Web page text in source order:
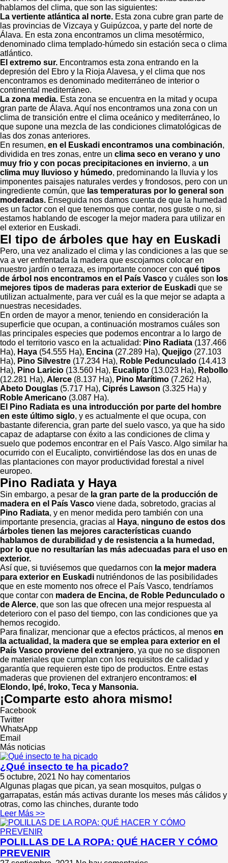
hablamos del clima, que son las siguientes:
La vertiente atlántica al norte. Esta zona cubre gran parte de
las provincias de Vizcaya y Guipúzcoa, y parte del norte de
Álava. En esta zona encontramos un clima mesotérmico,
denominado clima templado-húmedo sin estación seca o clima
atlántico.
El extremo sur. Encontramos esta zona entrando en la
depresión del Ebro y la Rioja Alavesa, y el clima que nos
encontramos es denominado mediterráneo de interior o
continental mediterráneo.
La zona media. Esta zona se encuentra en la mitad y ocupa
gran parte de Álava. Aquí nos encontramos una zona con un
clima de transición entre el clima oceánico y mediterráneo, lo
que supone una mezcla de las condiciones climatológicas de
las dos zonas anteriores.
En resumen, en el Euskadi encontramos una combinación,
dividida en tres zonas, entre un clima seco en verano y uno
muy frio y con pocas precipitaciones en invierno, a un
clima muy lluvioso y húmedo, predominando la lluvia y los
imponentes paisajes naturales verdes y frondosos, pero con un
ingrediente común, que las temperaturas por lo general son
moderadas. Enseguida nos damos cuenta de que la humedad
es un factor con el que tenemos que contar, nos guste o no, si
estamos hablando de escoger la mejor madera para utilizar en
el exterior en Euskadi.
El tipo de árboles que hay en Euskadi
Pero, una vez analizado el clima y las condiciones a las que se
va a ver enfrentada la madera que escojamos colocar en
nuestro jardín o terraza, es importante conocer con qué tipos
de árbol nos encontramos en el País Vasco y cuáles son los
mejores tipos de maderas para exterior de Euskadi que se
utilizan actualmente, para ver cuál es la que mejor se adapta a
nuestras necesidades.
En orden de mayor a menor, teniendo en consideración la
superficie que ocupan, a continuación mostramos cuáles son
las principales especies que podemos encontrar a lo largo de
todo el territorio vasco en la actualidad: Pino Radiata (137.466
Ha), Haya (54.555 Ha), Encina (27.289 Ha), Quejigo (27.103
Ha), Pino Silvestre (17.234 Ha), Roble Pedunculado (14.413
Ha), Pino Laricio (13.560 Ha), Eucalipto (13.023 Ha), Rebollo
(12.281 Ha), Alerce (8.137 Ha), Pino Marítimo (7.262 Ha),
Abeto Douglas (5.717 Ha), Ciprés Lawson (3.325 Ha) y
Roble Americano (3.087 Ha).
El Pino Radiata es una introducción por parte del hombre
en este último siglo, y es actualmente el que ocupa, con
bastante diferencia, gran parte del suelo vasco, ya que ha sido
capaz de adaptarse con éxito a las condiciones de clima y
suelo que podemos encontrar en el País Vasco. Algo similar ha
ocurrido con el Eucalipto, convirtiéndose las dos en unas de
las plantaciones con mayor productividad forestal a nivel
europeo.
Pino Radiata y Haya
Sin embargo, a pesar de la gran parte de la producción de
madera en el País Vasco viene dada, sobretodo, gracias al
Pino Radiata, y en menor medida pero también con una
importante presencia, gracias al
Haya, ninguno de estos dos
árboles tienen las mejores características cuando
hablamos de durabilidad y de resistencia a la humedad,
por lo que no resultarían las más adecuadas para el uso en
exterior.
Así que, si tuviésemos que quedarnos con la mejor madera
para exterior en Euskadi nutriéndonos de las posibilidades
que en este momento nos ofrece el País Vasco, tendríamos
que contar con madera de Encina, de Roble Pedunculado o
de Alerce, que son las que ofrecen una mejor respuesta al
deterioro con el paso del tiempo, con las condiciones que ya
hemos recogido.
Para finalizar, mencionar que a efectos prácticos, al menos en
la actualidad, la madera que se emplea para exterior en el
País Vasco proviene del extranjero, ya que no se disponen
de materiales que cumplan con los requisitos de calidad y
garantía que requieren este tipo de productos. Entre estas
maderas que provienen del extranjero encontramos: el
Elondo, Ipé, Iroko, Teca y Mansonia.
¡Comparte esto ahora mismo!
Facebook
Twitter
WhatsApp
Email
Más noticias
¿Qué insecto te ha picado?
5 octubre, 2021 No hay comentarios
Algunas plagas que pican, ya sean mosquitos, pulgas o
garrapatas, están más activas durante los meses más cálidos y
otras, como las chinches, durante todo
Leer Más >>
POLILLAS DE LA ROPA: QUÉ HACER Y CÓMO
PREVENIR